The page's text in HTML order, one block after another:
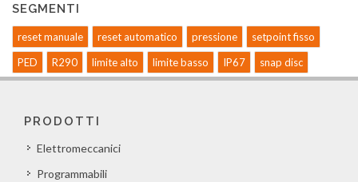
SEGMENTI
reset manuale reset automatico pressione
setpoint fisso
PED
R290 limite alto limite basso IP67 snap disc
PRODOTTI
Elettromeccanici
Programmabili